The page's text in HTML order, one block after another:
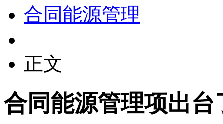
合同能源管理
正文
合同能源管理项出